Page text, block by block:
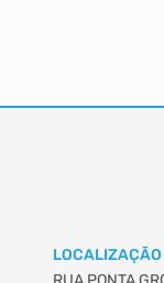
LOCALIZAÇÃO